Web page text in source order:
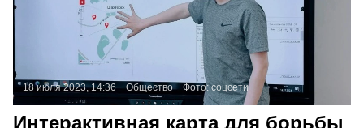
18 июля 2023, 14:36 Общество Фото:соцсети
Интерактивная карта для борьбы